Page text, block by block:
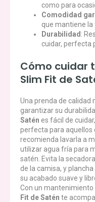
como para
Comodidad
que mantiene la
Durabilidad :
cuidar, perfecta
Cómo cuidar
Slim Fit de
Una prenda de calidad
garantizar su
Satén es fácil de
perfecta para aquellos
recomienda lavarla a
utilizar agua fría para
satén. Evita la
de la camisa, y
su acabado suave y
Con un mantenimiento
Fit de Satén te